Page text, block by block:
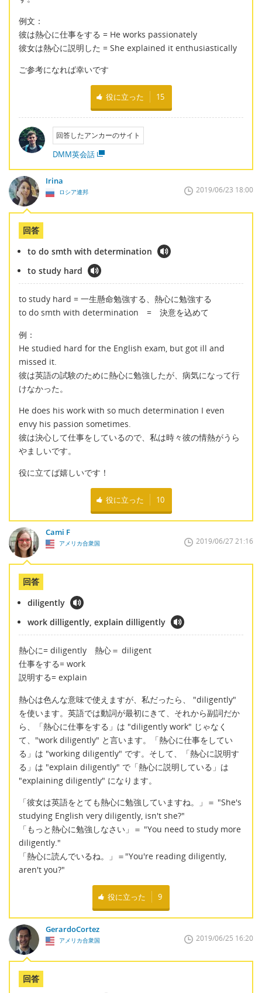
例文：
彼は熱心に仕事をする = He works passionately
彼女は熱心に説明した = She explained it enthusiastically
ご参考になれば幸いです
役に立った 15
回答したアンカーのサイト
DMM英会話
Irina
ロシア連邦 2019/06/23 18:00
回答
to do smth with determination
to study hard
to study hard = 一生懸命勉強する、熱心に勉強する
to do smth with determination = 決意を込めて
例：
He studied hard for the English exam, but got ill and
missed it.
彼は英語の試験のために熱心に勉強したが、病気になって行
けなかった。
He does his work with so much determination I even
envy his passion sometimes.
彼は決心して仕事をしているので、私は時々彼の情熱がうら
やましいです。
役に立てば嬉しいです！
役に立った 10
Cami F
アメリカ合衆国 2019/06/27 21:16
回答
diligently
work dilligently, explain dilligently
熱心に= diligently 熱心＝ diligent
仕事をする= work
説明する= explain
熱心は色んな意味で使えますが、私だったら、 "diligently"
を使います。英語では動詞が最初にきて、それから副詞だか
ら、「熱心に仕事をする」は "diligently work" じゃなく
て、"work diligently" と言います。「熱心に仕事をしてい
る」は "working diligently" です。そして、「熱心に説明す
る」は "explain diligently" で「熱心に説明している」は
"explaining diligently" になります。
「彼女は英語をとても熱心に勉強していますね。」＝ "She's
studying English very diligently, isn't she?"
「もっと熱心に勉強しなさい」＝ "You need to study more
diligently."
「熱心に読んでいるね。」＝"You're reading diligently,
aren't you?"
役に立った 9
GerardoCortez
アメリカ合衆国 2019/06/25 16:20
回答